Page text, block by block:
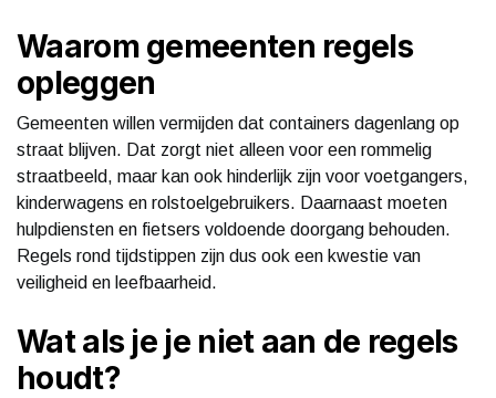
Waarom gemeenten regels
opleggen
Gemeenten willen vermijden dat containers dagenlang op
straat blijven. Dat zorgt niet alleen voor een rommelig
straatbeeld, maar kan ook hinderlijk zijn voor voetgangers,
kinderwagens en rolstoelgebruikers. Daarnaast moeten
hulpdiensten en fietsers voldoende doorgang behouden.
Regels rond tijdstippen zijn dus ook een kwestie van
veiligheid en leefbaarheid.
Wat als je je niet aan de regels
houdt?